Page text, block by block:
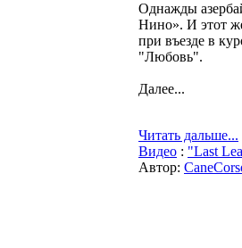
Однажды
Нино». И этот
при въезде в
"Любовь".
Далее...
Читать дальше...
Видео : "Last
Автор: